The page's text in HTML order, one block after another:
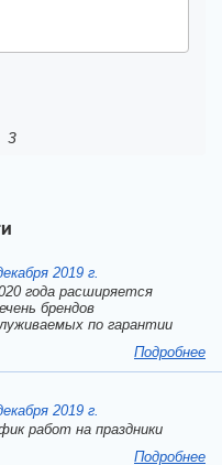
3
2019 г.
года расширяется
брендов
по гарантии
Подробнее
2019 г.
работ на праздники
Подробнее